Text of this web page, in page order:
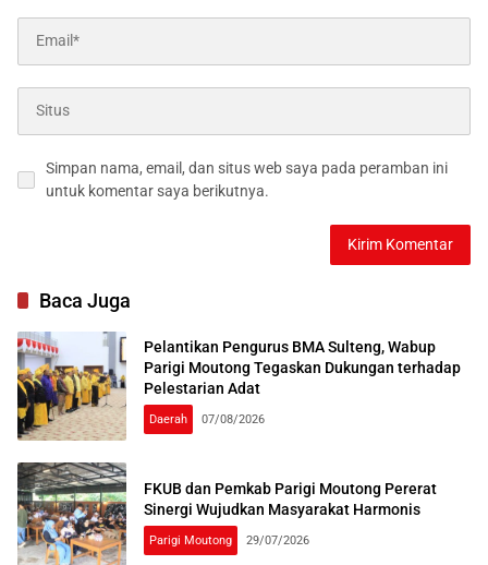
Simpan nama, email, dan situs web saya pada peramban ini
untuk komentar saya berikutnya.
Baca Juga
Pelantikan Pengurus BMA Sulteng, Wabup
Parigi Moutong Tegaskan Dukungan terhadap
Pelestarian Adat
Daerah 07/08/2026
FKUB dan Pemkab Parigi Moutong Pererat
Sinergi Wujudkan Masyarakat Harmonis
Parigi Moutong 29/07/2026